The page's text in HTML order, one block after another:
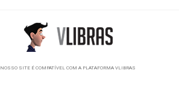
NOSSO SITE É COMPATÍVEL COM A PLATAFORMA VLIBRAS